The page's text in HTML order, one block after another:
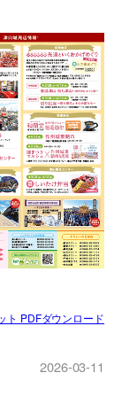
ト PDFダウンロード
2026-03-11